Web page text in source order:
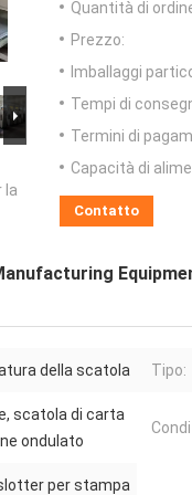
la
Quantità di
Prezzo:
Imballaggi
Tempi di
Termini di
Capacità di
Contatto
della scatola Tipo:
scatola di carta
ondulato
per stampa